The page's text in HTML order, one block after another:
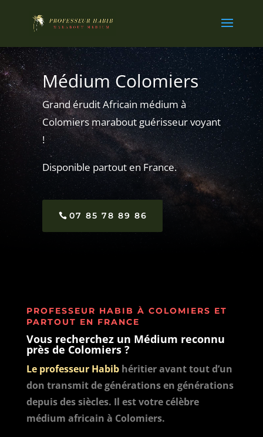
Médium Colomiers
Grand érudit Africain médium à
Colomiers marabout guérisseur voyant
!
Disponible partout en France.
07 85 78 89 86
PROFESSEUR HABIB À COLOMIERS ET
PARTOUT EN FRANCE
Vous recherchez un Médium reconnu
près de Colomiers ?
Le professeur Habibhéritier avant tout d’un
don transmit de générations en générations
depuis des siècles. Il est votre célèbre
médium africain à Colomiers.